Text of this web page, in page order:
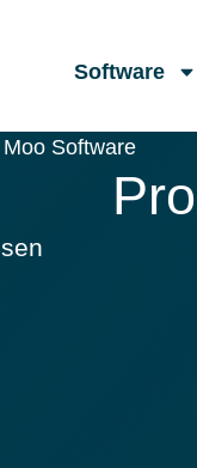
Software
Software